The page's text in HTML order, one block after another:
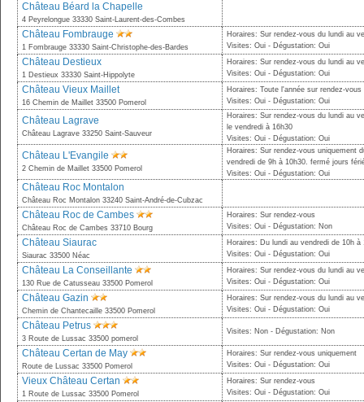
Château Béard la Chapelle
4 Peyrelongue 33330 Saint-Laurent-des-Combes
Château Fombrauge
1 Fombrauge 33330 Saint-Christophe-des-Bardes
Horaires: Sur rendez-vous du lundi au
Visites: Oui - Dégustation: Oui
Château Destieux
1 Destieux 33330 Saint-Hippolyte
Horaires: Sur rendez-vous du lundi au
Visites: Oui - Dégustation: Oui
Château Vieux Maillet
16 Chemin de Maillet 33500 Pomerol
Horaires: Toute l'année sur rendez-vous
Visites: Oui - Dégustation: Oui
Château Lagrave
Château Lagrave 33250 Saint-Sauveur
Horaires: Sur rendez-vous du lundi au
le vendredi à 16h30
Visites: Oui - Dégustation: Oui
Château L'Evangile
2 Chemin de Maillet 33500 Pomerol
Horaires: Sur rendez-vous uniquement
vendredi de 9h à 10h30. fermé jours
Visites: Oui - Dégustation: Oui
Château Roc Montalon
Château Roc Montalon 33240 Saint-André-de-Cubzac
Château Roc de Cambes
Château Roc de Cambes 33710 Bourg
Horaires: Sur rendez-vous
Visites: Oui - Dégustation: Non
Château Siaurac
Siaurac 33500 Néac
Horaires: Du lundi au vendredi de 10h
Visites: Oui - Dégustation: Oui
Château La Conseillante
130 Rue de Catusseau 33500 Pomerol
Horaires: Sur rendez-vous du lundi au
Visites: Oui - Dégustation: Oui
Château Gazin
Chemin de Chantecaille 33500 Pomerol
Horaires: Sur rendez-vous du lundi au
Visites: Oui - Dégustation: Oui
Château Petrus
3 Route de Lussac 33500 pomerol
Visites: Non - Dégustation: Non
Château Certan de May
Route de Lussac 33500 Pomerol
Horaires: Sur rendez-vous uniquement
Visites: Oui - Dégustation: Oui
Vieux Château Certan
1 Route de Lussac 33500 Pomerol
Horaires: Sur rendez-vous
Visites: Oui - Dégustation: Oui